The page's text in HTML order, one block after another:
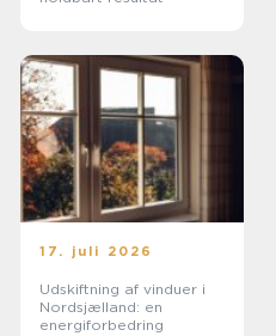
17. juli 2026
Udskiftning af vinduer i
Nordsjælland: en
energiforbedring